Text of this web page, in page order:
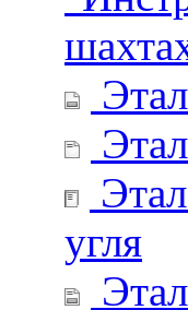
угля